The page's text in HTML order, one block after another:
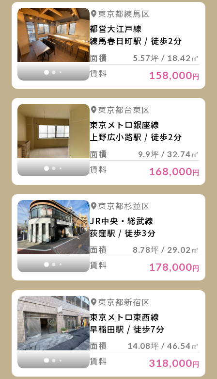
詳細を見る
東京都練馬区
都営大江戸線
練馬春日町駅 / 徒歩2分
面積
5.57坪 / 18.42㎡
賃料 158,000円
詳細を見る
東京都台東区
東京メトロ銀座線
上野広小路駅 / 徒歩2分
面積
9.9坪 / 32.74㎡
賃料 168,000円
詳細を見る
東京都杉並区
JR中央・総武線
荻窪駅 / 徒歩3分
面積
8.78坪 / 29.02㎡
賃料 178,000 円
詳細を見る
東京都新宿区
東京メトロ東西線
早稲田駅 / 徒歩7分
面積
14.08坪 / 46.54㎡
賃料 318,000円